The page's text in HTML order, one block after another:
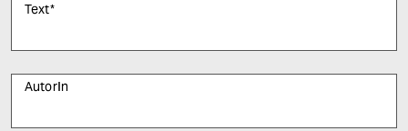
Text*
AutorIn